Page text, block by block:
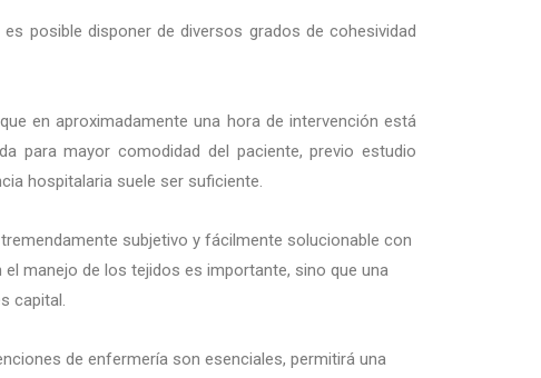
posible disponer de diversos grados de cohesividad
en aproximadamente una hora de intervención está
para mayor comodidad del paciente, previo estudio
hospitalaria suele ser suficiente.
subjetivo y fácilmente solucionable con
manejo de los tejidos es importante, sino que una
capital.
de enfermería son esenciales, permitirá una